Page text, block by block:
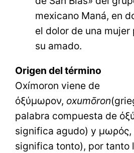
mexicano Maná, en
el dolor de una
su amado.
Origen del término
Oxímoron viene de
ὀξύμωρον, oxumōron
palabra compuesta de
significa agudo) y μωρός,
significa tonto), por tanto